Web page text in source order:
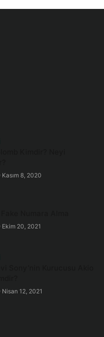
Kasım 8, 2020
Ekim 20, 2021
Nisan 12, 2021